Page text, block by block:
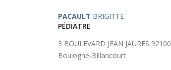
PACAULT BRIGITTE
PÉDIATRE
3 BOULEVARD JEAN JAURES 92100
Boulogne-Billancourt